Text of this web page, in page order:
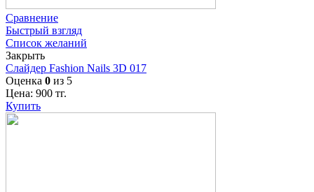
Сравнение
Быстрый взгляд
Список желаний
Закрыть
Слайдер Fashion Nails 3D 017
Оценка 0 из 5
Цена: 900 тг.
Купить